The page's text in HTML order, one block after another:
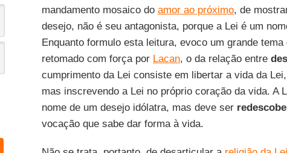
mandamento mosaico do amor ao próximo, de
desejo, não é seu antagonista, porque a Lei é um
Enquanto formulo esta leitura, evoco um grande tema
retomado com força por Lacan, o da relação entre
cumprimento da Lei consiste em libertar a vida da
mas inscrevendo a Lei no próprio coração da vida. A
nome de um desejo idólatra, mas deve ser
vocação que sabe dar forma à vida.